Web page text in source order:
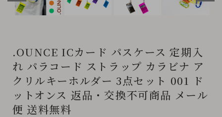
.OUNCE ICカード パスケース 定期入
れ パラコード ストラップ カラビナ ア
クリルキーホルダー 3点セット 001 ド
ットオンス 返品・交換不可商品 メール
便 送料無料